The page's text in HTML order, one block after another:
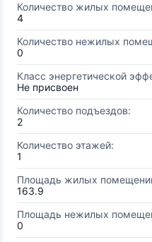
Количество жилых
4
Количество нежилых
0
Класс энергетической
Не присвоен
Количество подъездов:
2
Количество этажей:
1
Площадь жилых
163.9
Площадь нежилых
0